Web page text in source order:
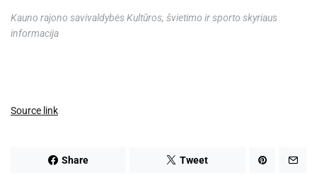
Kauno rajono savivaldybės Kultūros, švietimo ir sporto skyriaus
informacija
Source link
Share Tweet